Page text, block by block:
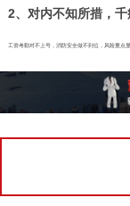
2、对内不知所措，千
工资考勤对不上号，消防安全做不到位，风险重点